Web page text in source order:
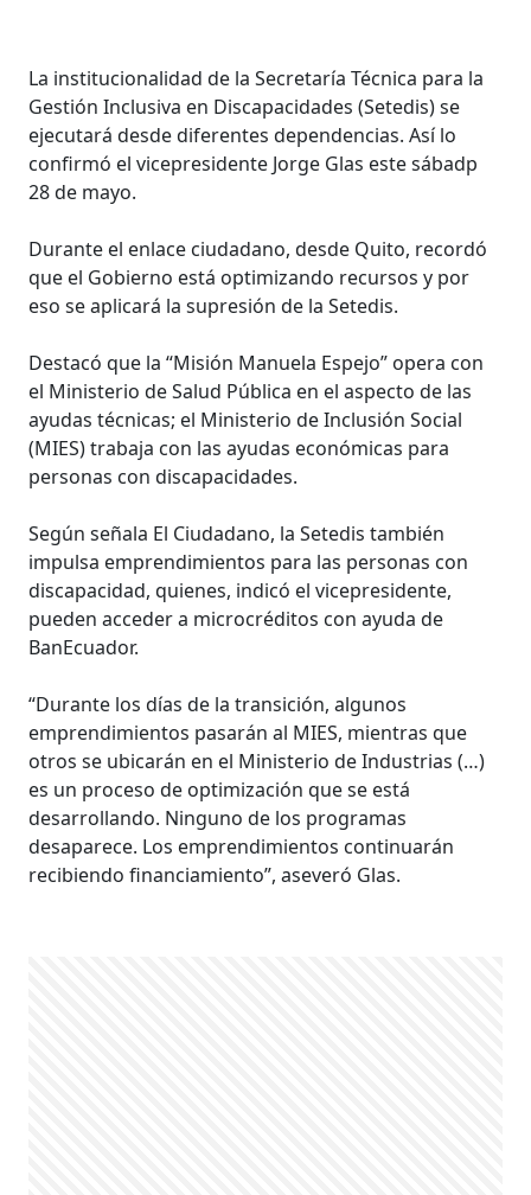
La institucionalidad de la Secretaría Técnica para la
Gestión Inclusiva en Discapacidades (Setedis) se
ejecutará desde diferentes dependencias. Así lo
confirmó el vicepresidente Jorge Glas este sábadp
28 de mayo.
Durante el enlace ciudadano, desde Quito, recordó
que el Gobierno está optimizando recursos y por
eso se aplicará la supresión de la Setedis.
Destacó que la “Misión Manuela Espejo” opera con
el Ministerio de Salud Pública en el aspecto de las
ayudas técnicas; el Ministerio de Inclusión Social
(MIES) trabaja con las ayudas económicas para
personas con discapacidades.
Según señala El Ciudadano, la Setedis también
impulsa emprendimientos para las personas con
discapacidad, quienes, indicó el vicepresidente,
pueden acceder a microcréditos con ayuda de
BanEcuador.
“Durante los días de la transición, algunos
emprendimientos pasarán al MIES, mientras que
otros se ubicarán en el Ministerio de Industrias (…)
es un proceso de optimización que se está
desarrollando. Ninguno de los programas
desaparece. Los emprendimientos continuarán
recibiendo financiamiento”, aseveró Glas.